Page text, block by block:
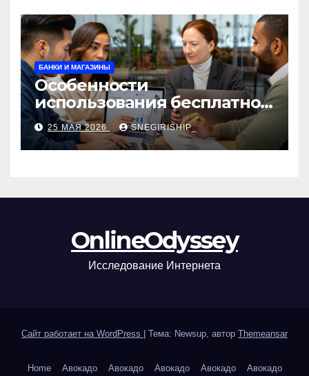
БАНКИ И МАГАЗИНЫ
Особенности
использования бесплатной
версии программ для
автоматизации и
управления предприятием
25 МАЯ 2026 SNEGIRISHIP_
OnlineOdyssey
Исследование Интернета
Сайт работает на WordPress Тема: Newsup, автор Themeansar
Home Авокадо Авокадо Авокадо Авокадо Авокадо